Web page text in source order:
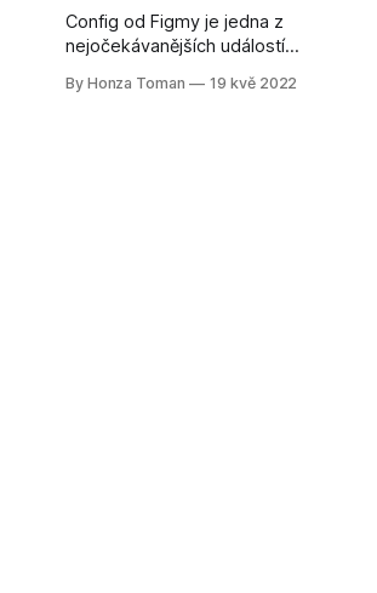
Config od Figmy je jedna z
nejočekávanějších událostí
Figma na Configu ohlašuje nová
By Honza Toman 19 kvě 2022